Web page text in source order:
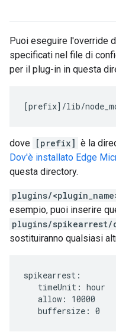
Puoi eseguire l'override
specificati nel file di
per il plug-in in questa
[prefix]/lib/
dove [prefix] è la
Dov'è installato Edge
questa directory.
plugins/
esempio, puoi inserire
plugins/
sostituiranno qualsiasi
spikearrest:
   timeUnit: hour
   allow: 10000
   buffersize: 0